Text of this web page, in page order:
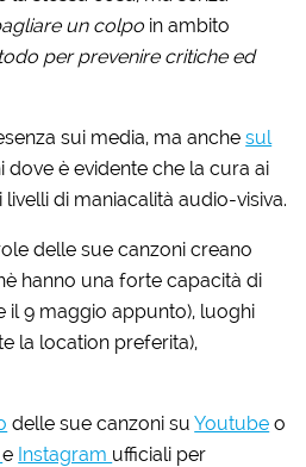
un colpo in ambito
per prevenire critiche ed
sui media, ma anchesul
dove è evidente che la cura ai
di maniacalità audio-visiva.
delle sue canzoni creano
hanno una forte capacità di
il 9 maggio appunto), luoghi
la location preferita),
delle sue canzoni suYoutube o
e Instagram ufficiali per